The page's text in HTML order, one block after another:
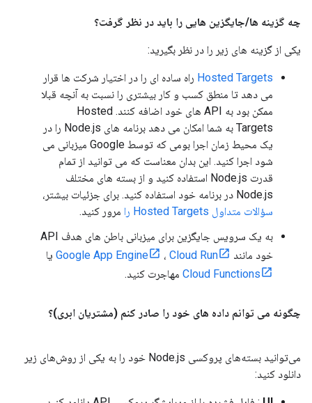
چه گزینه ها/جایگزین هایی را باید در نظر گرفت؟
یکی از گزینه های زیر را در نظر بگیرید:
Hosted Targets راه ساده ای را در اختیار شرکت ها قرار
می دهد تا منطق کسب و کار بیشتری را نسبت به آنچه قبلا
ممکن بود به API های خود اضافه کنند. Hosted
Targets به شما امکان می دهد برنامه های Node.js را در
یک محیط زمان اجرا بومی که توسط Google میزبانی می
شود اجرا کنید. این بدان معناست که می توانید از تمام
قدرت Node.js استفاده کنید و از بسته های مختلف
Node.js در برنامه خود استفاده کنید. برای جزئیات بیشتر،
سؤالات متداول Hosted Targets را
مرور کنید.
به یک سرویس جایگزین برای میزبانی باطن های هدف API
خود مانند
Google App Engine ، Cloud Run
یا
Cloud Functions مهاجرت کنید.
چگونه می توانم داده های خود را صادر کنم (مشتریان ابری)؟
می‌توانید بسته‌های پروکسی Node.js خود را به یکی از روش‌های زیر
دانلود کنید: